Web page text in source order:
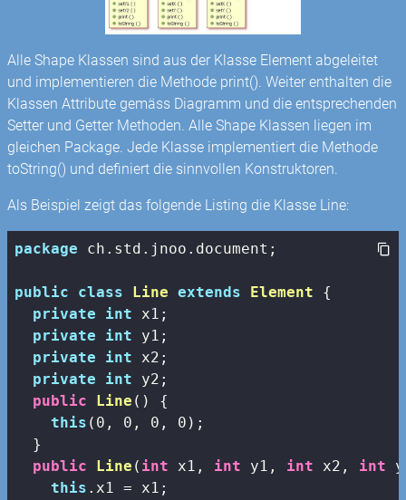
Alle Shape Klassen sind aus der Klasse Element abgeleitet
und implementieren die Methode print(). Weiter enthalten die
Klassen Attribute gemäss Diagramm und die entsprechenden
Setter und Getter Methoden. Alle Shape Klassen liegen im
gleichen Package. Jede Klasse implementiert die Methode
toString() und definiert die sinnvollen Konstruktoren.
Als Beispiel zeigt das folgende Listing die Klasse Line:
package ch.std.jnoo.document;
public class Line extends Element
{
private
int x1;
private
int y1;
private
int x2;
private
int y2;
public
Line ()
{
this ( 0 , 0 , 0 , 0 );
  }
public
Line ( int x1, int y1, int x2, int
this .x1 = x1;